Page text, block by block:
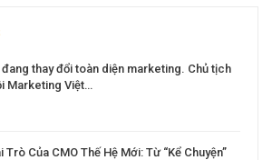
thay đổi toàn diện marketing. Chủ tịch
Marketing Việt…
Trò Của CMO Thế Hệ Mới: Từ “Kể Chuyện”